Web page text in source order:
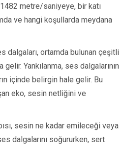
metre/saniyeye, bir katı
ve hangi koşullarda meydana
dalgaları, ortamda bulunan çeşitli
Yankılanma, ses dalgalarının
içinde belirgin hale gelir. Bu
eko, sesin netliğini ve
sesin ne kadar emileceği veya
dalgalarını soğururken, sert